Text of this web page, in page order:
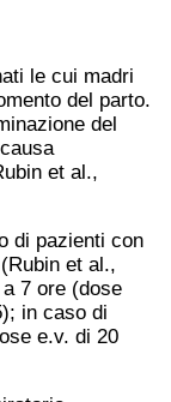
le cui madri
del parto.
del
et al.,
di pazienti con
et al.,
7 ore (dose
in caso di
e.v. di 20